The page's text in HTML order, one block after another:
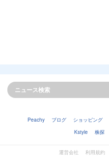
Peachy ブログ ショッピング
Kstyle
株探
運営会社 利用規約